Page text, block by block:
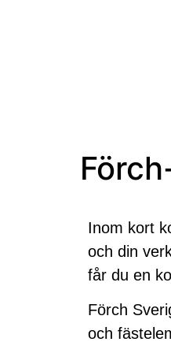
Inom kort
och din
får du en
Förch
och